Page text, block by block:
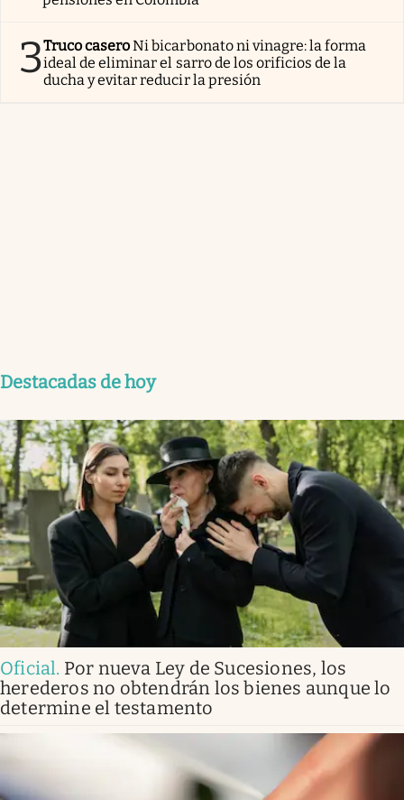
3Truco caseroNi bicarbonato ni vinagre: la forma
ideal de eliminar el sarro de los orificios de la
ducha y evitar reducir la presión
Destacadas de hoy
Oficial. Por nueva Ley de Sucesiones, los
herederos no obtendrán los bienes aunque lo
determine el testamento